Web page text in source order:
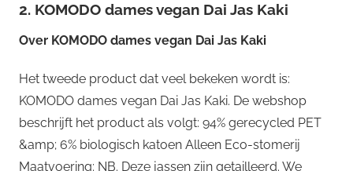
2. KOMODO dames vegan Dai Jas Kaki
Over KOMODO dames vegan Dai Jas Kaki
Het tweede product dat veel bekeken wordt is:
KOMODO dames vegan Dai Jas Kaki. De webshop
beschrijft het product als volgt: 94% gerecycled PET
&amp; 6% biologisch katoen Alleen Eco-stomerij
Maatvoering: NB. Deze jassen zijn getailleerd. We